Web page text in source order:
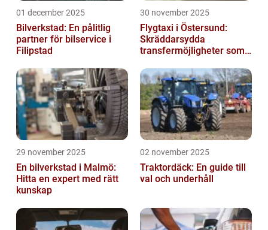
01 december 2025
Bilverkstad: En pålitlig
partner för bilservice i
Filipstad
30 november 2025
Flygtaxi i Östersund:
Skräddarsydda
transfermöjligheter som
29 november 2025
En bilverkstad i Malmö:
Hitta en expert med rätt
kunskap
02 november 2025
Traktordäck: En guide till
val och underhåll